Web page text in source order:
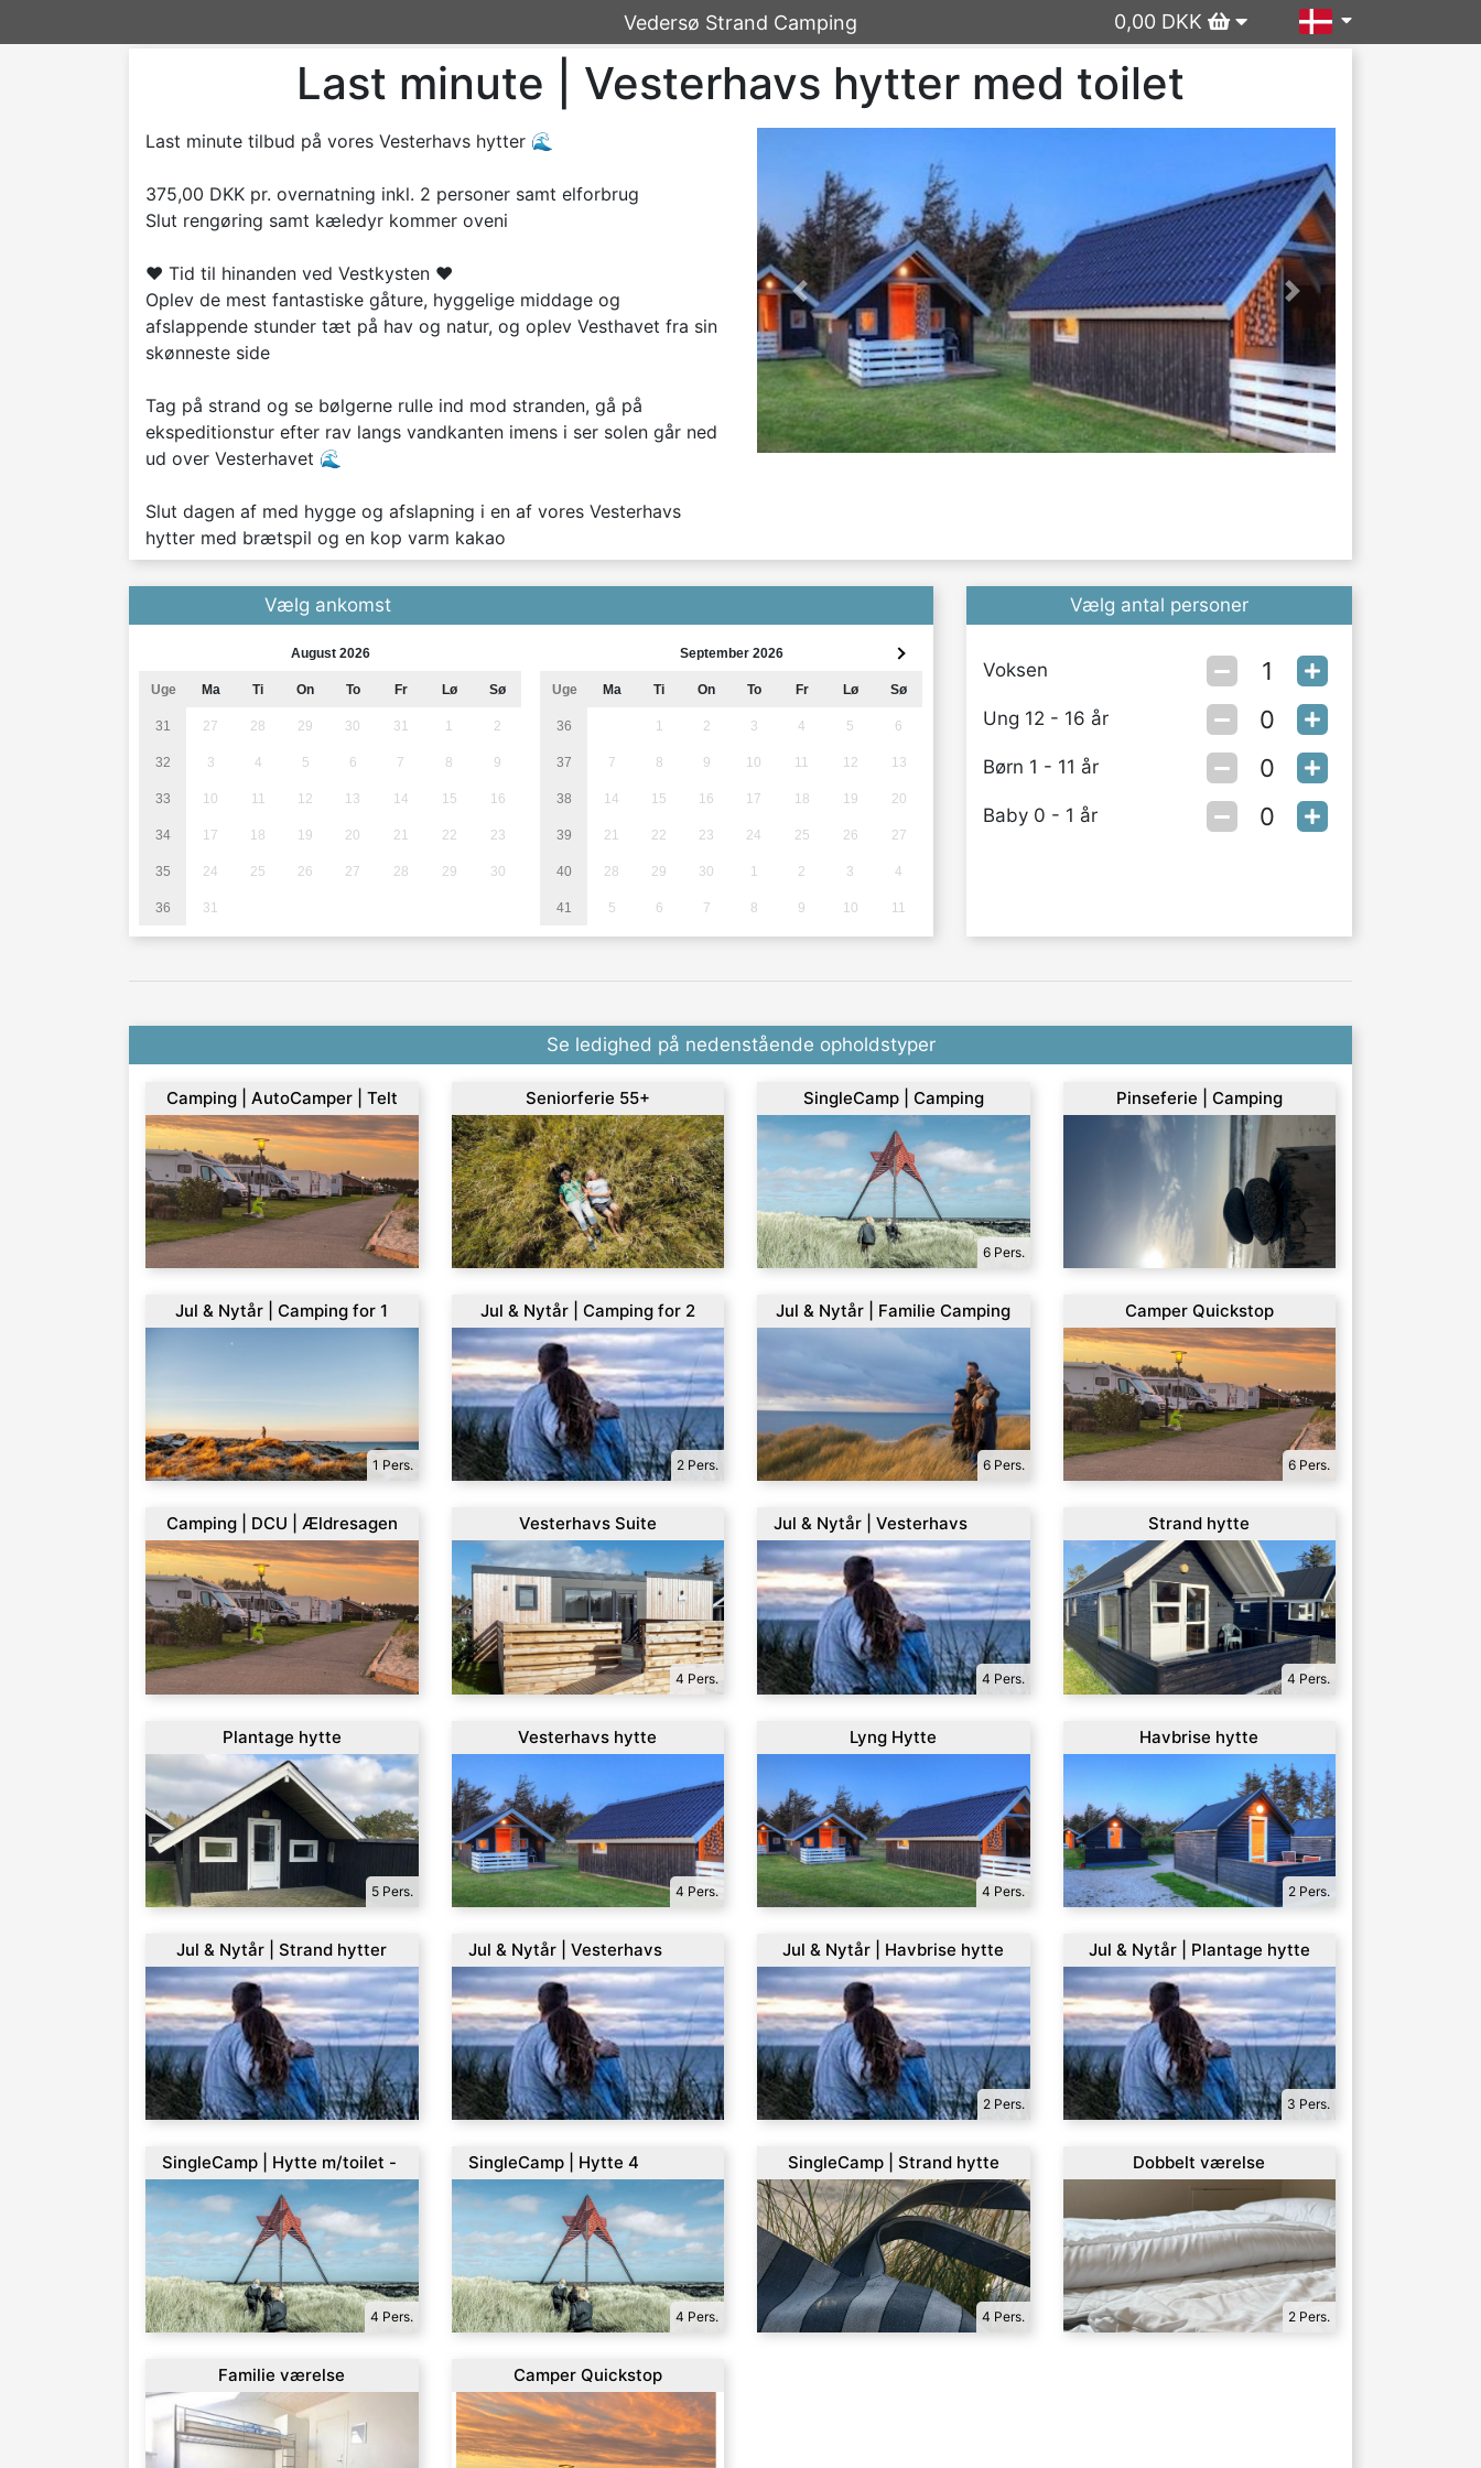
Vedersø Strand Camping 0,00 DKK
Last minute | Vesterhavs hytter med toilet
Last minute tilbud på vores Vesterhavs hytter 🌊
375,00 DKK pr. overnatning inkl. 2 personer samt elforbrug
Slut rengøring samt kæledyr kommer oveni
❤️ Tid til hinanden ved Vestkysten ❤️
Oplev de mest fantastiske gåture, hyggelige middage og
afslappende stunder tæt på hav og natur, og oplev Vesthavet fra sin
skønneste side
Tag på strand og se bølgerne rulle ind mod stranden, gå på
ekspeditionstur efter rav langs vandkanten imens i ser solen går ned
ud over Vesterhavet 🌊
Slut dagen af med hygge og afslapning i en af vores Vesterhavs
hytter med brætspil og en kop varm kakao
'previous' not found Næste
Vælg ankomst
August 2026
Uge Ma Ti On To Fr Lø Sø
31 27 28 29 30 31 1 2
32 3 4 5 6 7 8 9
33 10 11 12 13 14 15 16
34 17 18 19 20 21 22 23
35 24 25 26 27 28 29 30
36 31
September 2026
Uge Ma Ti On To Fr Lø Sø
36 1 2 3 4 5 6
37 7 8 9 10 11 12 13
38 14 15 16 17 18 19 20
39 21 22 23 24 25 26 27
40 28 29 30 1 2 3 4
41 5 6 7 8 9 10 11
Vælg antal personer
Voksen
Ung 12 - 16 år
Børn 1 - 11 år
Baby 0 - 1 år
Se ledighed på nedenstående opholdstyper
Camping | AutoCamper | Telt Seniorferie 55+ SingleCamp | Camping
6 Pers.
Pinseferie | Camping
Jul & Nytår | Camping for 1
1 Pers.
Jul & Nytår | Camping for 2
2 Pers.
Jul & Nytår | Familie Camping
6 Pers.
Camper Quickstop
6 Pers.
Camping | DCU | Ældresagen Vesterhavs Suite
4 Pers.
Jul & Nytår | Vesterhavs
Suites
4 Pers.
Strand hytte
4 Pers.
Plantage hytte
5 Pers.
Vesterhavs hytte
4 Pers.
Lyng Hytte
4 Pers.
Havbrise hytte
2 Pers.
Jul & Nytår | Strand hytter
Jul & Nytår | Vesterhavs
hytte
Jul & Nytår | Havbrise hytte
2 Pers.
Jul & Nytår | Plantage hytte
3 Pers.
SingleCamp | Hytte m/toilet -
4 personer
4 Pers.
SingleCamp | Hytte 4
personer
4 Pers.
SingleCamp | Strand hytte
4 Pers.
Dobbelt værelse
2 Pers.
Familie værelse Camper Quickstop